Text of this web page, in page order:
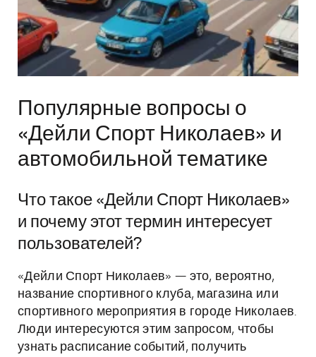
Популярные вопросы о
«Дейли Спорт Николаев» и
автомобильной тематике
Что такое «Дейли Спорт Николаев»
и почему этот термин интересует
пользователей?
«Дейли Спорт Николаев» — это, вероятно,
название спортивного клуба, магазина или
спортивного мероприятия в городе Николаев.
Люди интересуются этим запросом, чтобы
узнать расписание событий, получить